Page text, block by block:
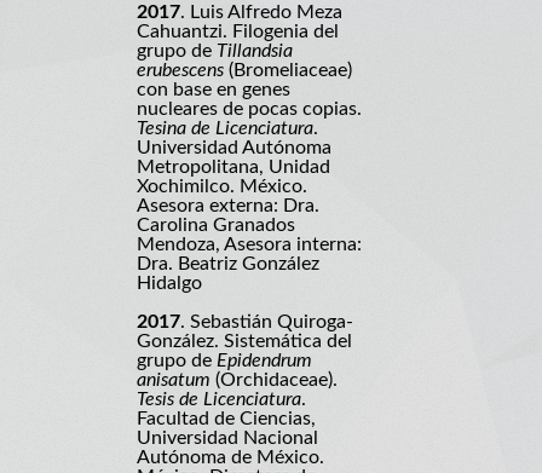
2017. Luis Alfredo Meza
Cahuantzi. Filogenia del
grupo de Tillandsia
erubescens (Bromeliaceae)
con base en genes
nucleares de pocas copias.
Tesina de Licenciatura.
Universidad Autónoma
Metropolitana, Unidad
Xochimilco. México.
Asesora externa: Dra.
Carolina Granados
Mendoza, Asesora interna:
Dra. Beatriz González
Hidalgo
2017. Sebastián Quiroga-
González. Sistemática del
grupo de Epidendrum
anisatum (Orchidaceae).
Tesis de Licenciatura.
Facultad de Ciencias,
Universidad Nacional
Autónoma de México.